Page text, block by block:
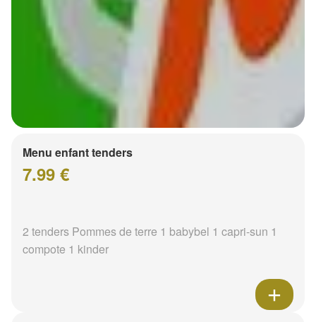
Menu enfant tenders
7.99 €
2 tenders Pommes de terre 1 babybel 1 capri-sun 1
compote 1 kinder